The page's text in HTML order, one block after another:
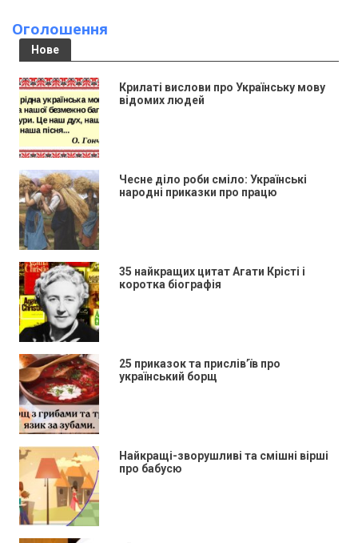
Оголошення
Нове
Крилаті вислови про Українську мову
відомих людей
Чесне діло роби сміло: Українські
народні приказки про працю
35 найкращих цитат Агати Крісті і
коротка біографія
25 приказок та прислів’їв про
український борщ
Найкращі-зворушливі та смішні вірші
про бабусю